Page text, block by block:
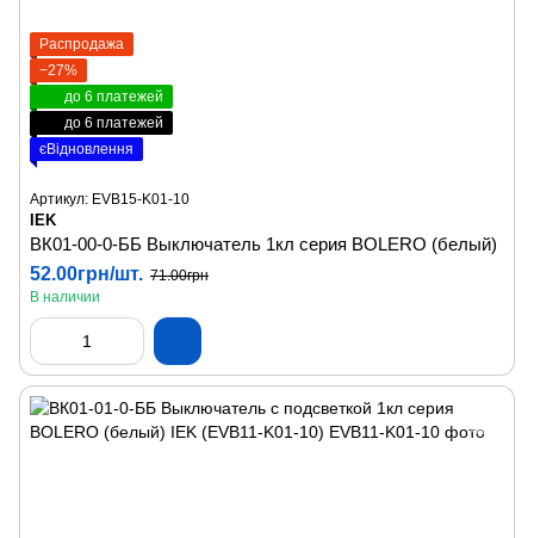
Распродажа
−27%
до 6 платежей
до 6 платежей
єВідновлення
Артикул: EVB15-K01-10
IEK
ВК01-00-0-ББ Выключатель 1кл серия BOLERO (белый)
52.00грн/шт. 71.00грн
В наличии